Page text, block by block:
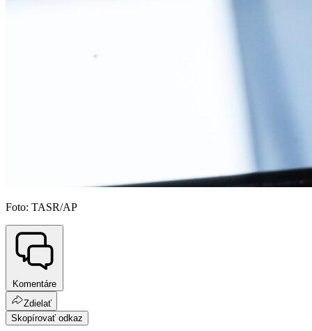
Foto: TASR/AP
Komentáre
Zdielať
Skopírovať odkaz